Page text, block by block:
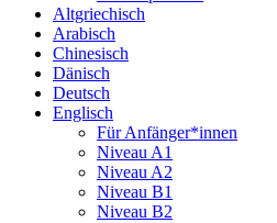
Altgriechisch
Arabisch
Chinesisch
Dänisch
Deutsch
Englisch
Für Anfänger*innen
Niveau A1
Niveau A2
Niveau B1
Niveau B2